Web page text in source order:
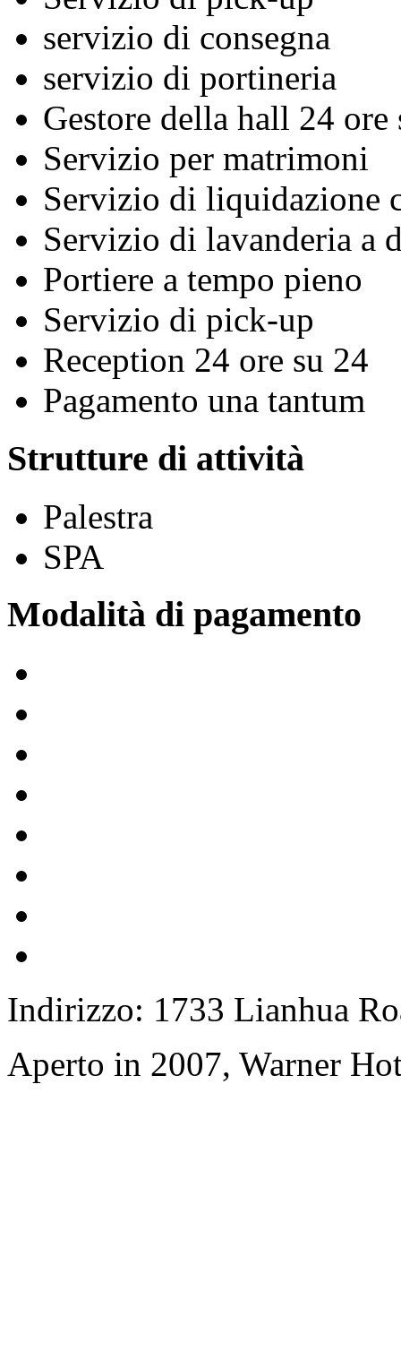
servizio di consegna
servizio di portineria
Gestore della hall 24 ore
Servizio per matrimoni
Servizio di liquidazione
Servizio di lavanderia a
Portiere a tempo pieno
Servizio di pick-up
Reception 24 ore su 24
Pagamento una tantum
Strutture di attività
Palestra
SPA
Modalità di pagamento
Indirizzo: 1733 Lianhua
Aperto in 2007, Warner